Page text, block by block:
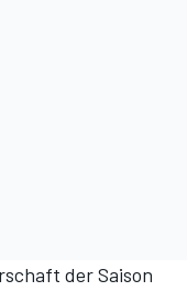
der Saison